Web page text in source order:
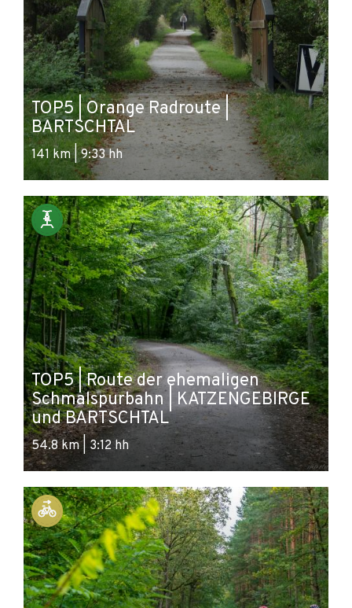
TOP5 | Orange Radroute |
BARTSCHTAL
141 km | 9:33 hh
TOP5 | Route der ehemaligen
Schmalspurbahn | KATZENGEBIRGE
und BARTSCHTAL
54.8 km | 3:12 hh